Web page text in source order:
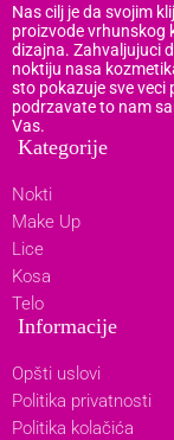
Nas cilj je da svojim
proizvode vrhunskog
dizajna. Zahvaljujuci
noktiju nasa
sto pokazuje sve
podrzavate to nam
Vas.
Kategorije
Nokti
Make Up
Lice
Kosa
Telo
Informacije
Opšti uslovi
Politika privatnosti
Politika kolačića